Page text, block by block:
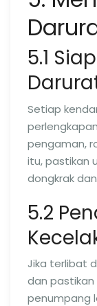
5.1
Setiap
pengaman,
itu, pastikan
dongkrak
5.2
Jika terlibat
dan
penumpang